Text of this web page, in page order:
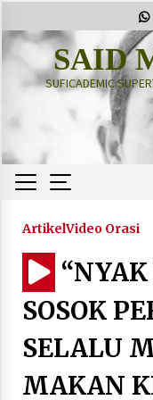
to
content
SAID
SUFICADEMIC
Terbaru
2
2
ArtikelVideo Orasi
“NYAK
SOSOK
SELALU
MAKAN